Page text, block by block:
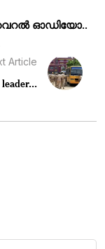
ഓഡിയോ..
Article